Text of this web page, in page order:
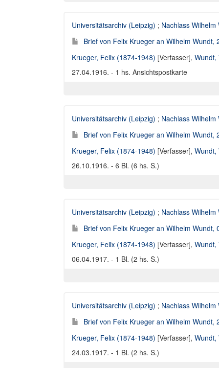
Universitätsarchiv (Leipzig) ; Nachlass Wilhelm
Brief von Felix Krueger an Wilhelm Wundt,
Krueger, Felix (1874-1948) [Verfasser], Wundt,
27.04.1916. - 1 hs. Ansichtspostkarte
Universitätsarchiv (Leipzig) ; Nachlass Wilhelm
Brief von Felix Krueger an Wilhelm Wundt,
Krueger, Felix (1874-1948) [Verfasser], Wundt,
26.10.1916. - 6 Bl. (6 hs. S.)
Universitätsarchiv (Leipzig) ; Nachlass Wilhelm
Brief von Felix Krueger an Wilhelm Wundt,
Krueger, Felix (1874-1948) [Verfasser], Wundt,
06.04.1917. - 1 Bl. (2 hs. S.)
Universitätsarchiv (Leipzig) ; Nachlass Wilhelm
Brief von Felix Krueger an Wilhelm Wundt,
Krueger, Felix (1874-1948) [Verfasser], Wundt,
24.03.1917. - 1 Bl. (2 hs. S.)